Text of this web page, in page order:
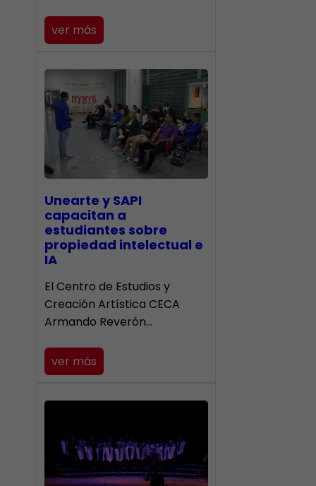
ver más
Unearte y SAPI
capacitan a
estudiantes sobre
propiedad intelectual e
IA
El Centro de Estudios y
Creación Artística CECA
Armando Reverón…
ver más